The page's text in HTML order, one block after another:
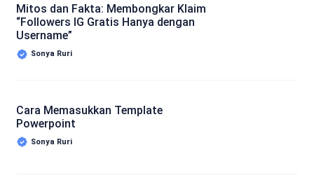
Mitos dan Fakta: Membongkar Klaim
“Followers IG Gratis Hanya dengan
Username”
Sonya Ruri
Cara Memasukkan Template
Powerpoint
Sonya Ruri